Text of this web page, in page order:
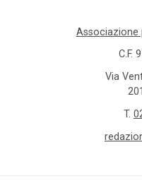
Associazione
C.F.
Via
T.